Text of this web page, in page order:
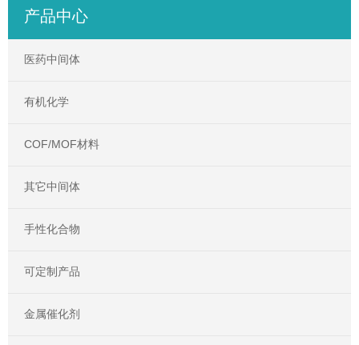
产品中心
医药中间体
有机化学
COF/MOF材料
其它中间体
手性化合物
可定制产品
金属催化剂